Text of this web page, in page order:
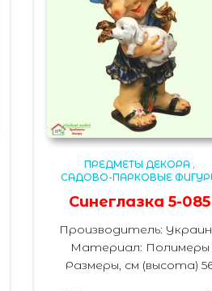
ПРЕДМЕТЫ ДЕКОРА ,
САДОВО-ПАРКОВЫЕ
Синеглазка 5-085
Производитель:
Материал: Полимеры
Размеры, см (высота)